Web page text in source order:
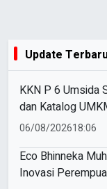
Update
KKN P 6 Umsida
dan Katalog
06/08/202618:06
Eco Bhinneka
Inovasi